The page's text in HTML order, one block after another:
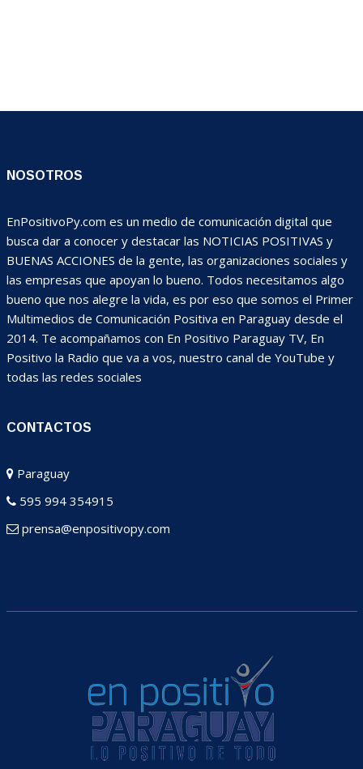
NOSOTROS
EnPositivoPy.com es un medio de comunicación digital que
busca dar a conocer y destacar las NOTICIAS POSITIVAS y
BUENAS ACCIONES de la gente, las organizaciones sociales y
las empresas que apoyan lo bueno. Todos necesitamos algo
bueno que nos alegre la vida, es por eso que somos el Primer
Multimedios de Comunicación Positiva en Paraguay desde el
2014. Te acompañamos con En Positivo Paraguay TV, En
Positivo la Radio que va a vos, nuestro canal de YouTube y
todas las redes sociales
CONTACTOS
Paraguay
595 994 354915
prensa@enpositivopy.com